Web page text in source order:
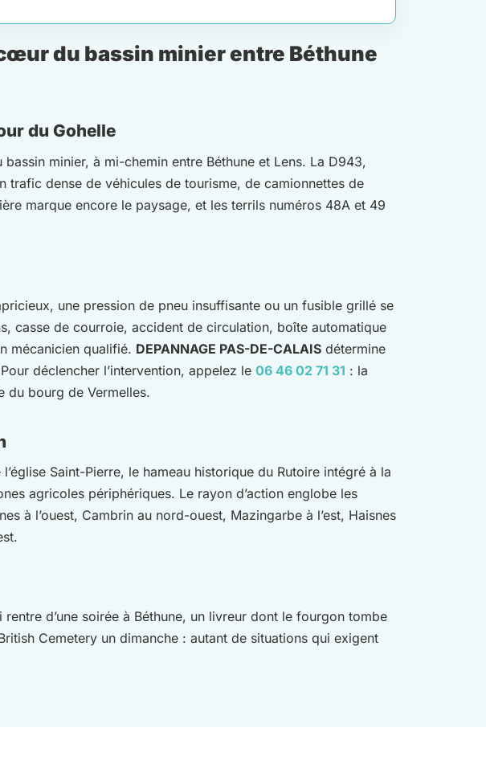
du bassin minier entre Béthune
du Gohelle
minier, à mi-chemin entre Béthune et Lens. La D943,
dense de véhicules de tourisme, de camionnettes de
marque encore le paysage, et les terrils numéros 48A et 49
une pression de pneu insuffisante ou un fusible grillé se
casse de courroie, accident de circulation, boîte automatique
mécanicien qualifié. DEPANNAGE PAS-DE-CALAIS détermine
déclencher l’intervention, appelez le 06 46 02 71 31 : la
du bourg de Vermelles.
Saint-Pierre, le hameau historique du Rutoire intégré à la
agricoles périphériques. Le rayon d’action englobe les
à l’ouest, Cambrin au nord-ouest, Mazingarbe à l’est, Haisnes
d’une soirée à Béthune, un livreur dont le fourgon tombe
Cemetery un dimanche : autant de situations qui exigent